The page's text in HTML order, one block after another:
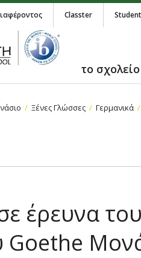
Classter
το σχολείο
Ξένες Γλώσσες Γερμανικά
έρευνα του
Goethe